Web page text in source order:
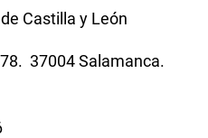
Castilla y León
37004 Salamanca.